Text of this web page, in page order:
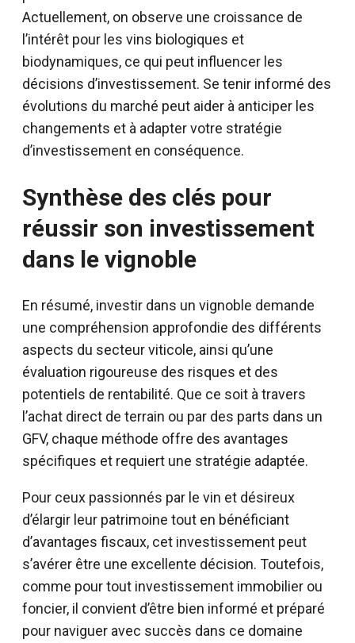
Actuellement, on observe une croissance de
l’intérêt pour les vins biologiques et
biodynamiques, ce qui peut influencer les
décisions d’investissement. Se tenir informé des
évolutions du marché peut aider à anticiper les
changements et à adapter votre stratégie
d’investissement en conséquence.
Synthèse des clés pour
réussir son investissement
dans le vignoble
En résumé, investir dans un vignoble demande
une compréhension approfondie des différents
aspects du secteur viticole, ainsi qu’une
évaluation rigoureuse des risques et des
potentiels de rentabilité. Que ce soit à travers
l’achat direct de terrain ou par des parts dans un
GFV, chaque méthode offre des avantages
spécifiques et requiert une stratégie adaptée.
Pour ceux passionnés par le vin et désireux
d’élargir leur patrimoine tout en bénéficiant
d’avantages fiscaux, cet investissement peut
s’avérer être une excellente décision. Toutefois,
comme pour tout investissement immobilier ou
foncier, il convient d’être bien informé et préparé
pour naviguer avec succès dans ce domaine